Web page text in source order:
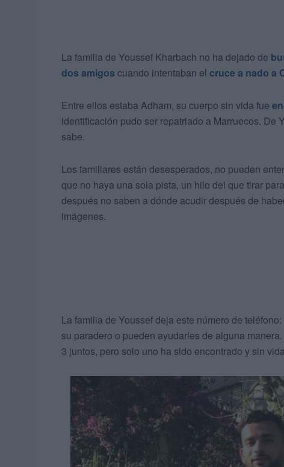
La familia de Youssef Kharbach no ha dejado de
dos amigos cuando intentaban el cruce a nado a
Entre ellos estaba Adham, su cuerpo sin vida fue
identificación pudo ser repatriado a Marruecos. De
sabe.
Los familiares están desesperados, no pueden
que no haya una sola pista, un hilo del que tirar
después no saben a dónde acudir después de
imágenes.
La familia de Youssef deja este número de
su paradero o pueden ayudarles de alguna
3 juntos, pero solo uno ha sido encontrado y sin